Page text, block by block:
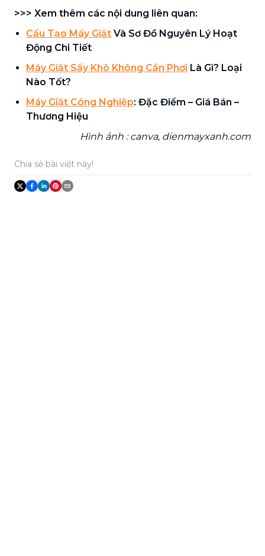
>>> Xem thêm các nội dung liên quan:
Cấu Tạo Máy Giặt Và Sơ Đồ Nguyên Lý Hoạt
Động Chi Tiết
Máy Giặt Sấy Khô Không Cần Phơi Là Gì? Loại
Nào Tốt?
Máy Giặt Công Nghiệp: Đặc Điểm – Giá Bán –
Thương Hiệu
Hình ảnh : canva, dienmayxanh.com
Chia sẻ bài viết này!